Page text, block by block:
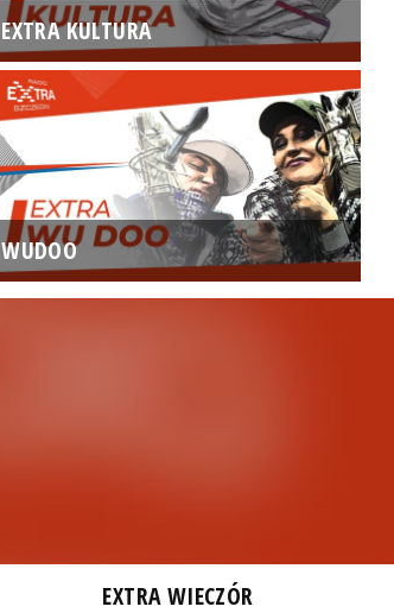
EXTRA KULTURA
WUDOO
EXTRA WIECZÓR